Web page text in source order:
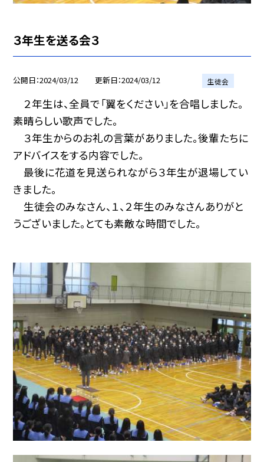
３年生を送る会３
公開日 2024/03/12 更新日 2024/03/12 生徒会
２年生は、全員で「翼をください」を合唱しました。
素晴らしい歌声でした。
３年生からのお礼の言葉がありました。後輩たちに
アドバイスをする内容でした。
最後に花道を見送られながら３年生が退場してい
きました。
生徒会のみなさん、１、２年生のみなさんありがと
うございました。とても素敵な時間でした。